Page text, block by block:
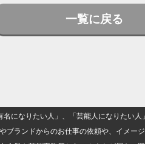
一覧に戻る
になりたい人」、「芸能人になりたい
ブランドからのお仕事の依頼や、イメー